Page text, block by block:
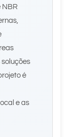
NBR
é
e as